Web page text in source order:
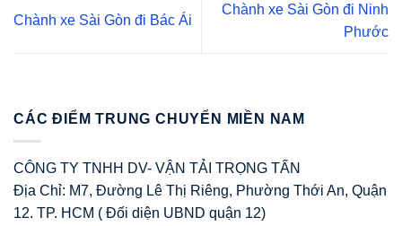
Chành xe Sài Gòn đi Bác Ái
Chành xe Sài Gòn đi Ninh
Phước
CÁC ĐIỂM TRUNG CHUYỂN MIỀN NAM
CÔNG TY TNHH DV- VẬN TẢI TRỌNG TẤN
Địa Chỉ: M7, Đường Lê Thị Riêng, Phường Thới An, Quận
12. TP. HCM ( Đối diện UBND quận 12)